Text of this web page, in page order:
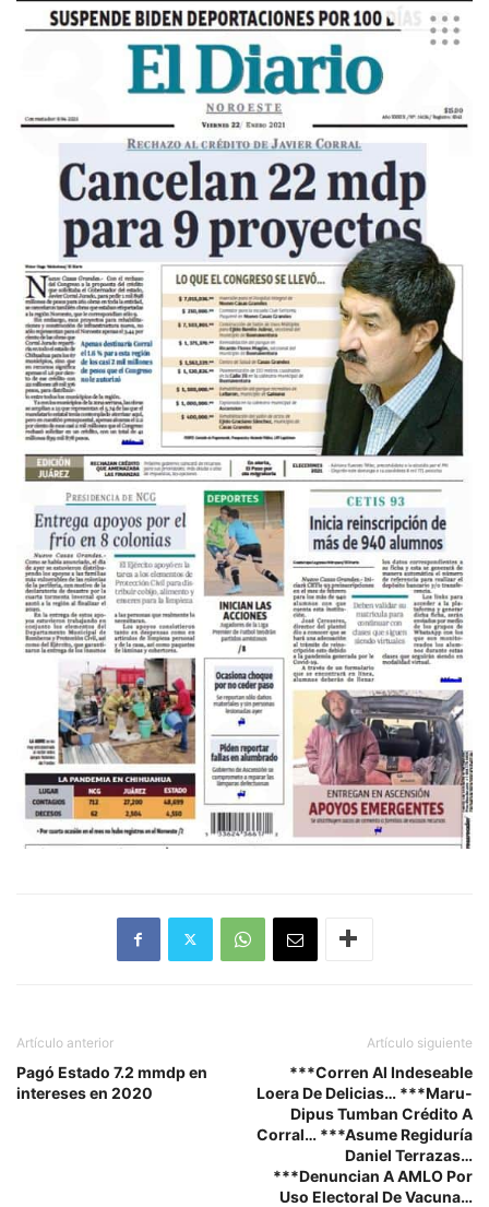
Artículo anterior
Pagó Estado 7.2 mmdp en
intereses en 2020
Artículo siguiente
***Corren Al Indeseable
Loera De Delicias… ***Maru-
Dipus Tumban Crédito A
Corral… ***Asume Regiduría
Daniel Terrazas…
***Denuncian A AMLO Por
Uso Electoral De Vacuna…